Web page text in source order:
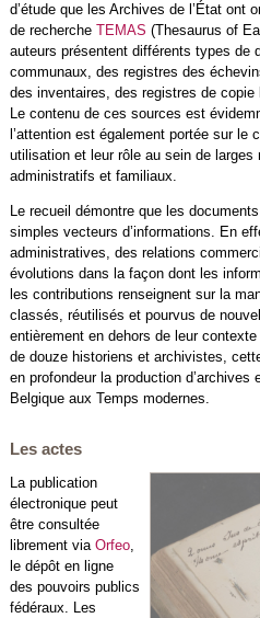
d’étude que les Archives de l’État ont
de recherche TEMAS (Thesaurus of
auteurs présentent différents types de
communaux, des registres des
des inventaires, des registres de
Le contenu de ces sources est
l’attention est également portée sur le
utilisation et leur rôle au sein de larges
administratifs et familiaux.
Le recueil démontre que les
simples vecteurs d’informations. En
administratives, des relations
évolutions dans la façon dont les
les contributions renseignent sur la
classés, réutilisés et pourvus de
entièrement en dehors de leur
de douze historiens et archivistes,
en profondeur la production d’archives
Belgique aux Temps modernes.
Les actes
La publication
électronique peut
être consultée
librement via Orfeo,
le dépôt en ligne
des pouvoirs publics
fédéraux. Les